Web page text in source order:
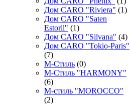
Дом CARO "Riviera" (1)
Дом CARO "Saten
Estoril" (1)
Дом CARO "Silvana" (4)
Дом CARO "Tokio-Paris"
(7)
М-Стиль (0)
М-Стиль "HARMONY"
(6)
М-стиль "MOROCCO"
(2)